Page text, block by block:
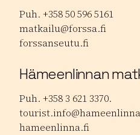
Puh. +358 50 596 5161
matkailu@forssa.fi
forssanseutu.fi
Hämeenlinnan
Puh. +358 3 621 3370.
hameenlinna.fi